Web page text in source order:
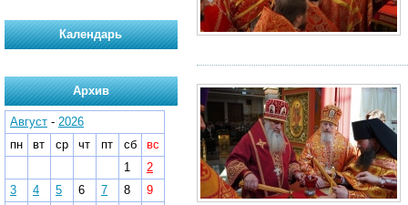
Календарь
Архив
Август - 2026
пн
вт ср чт пт сб
вс
1
2
3
4 5 6 7 8
9